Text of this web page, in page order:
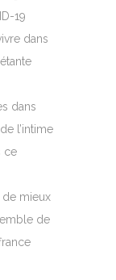
19
dans
dans
l’intime
ce
de mieux
de